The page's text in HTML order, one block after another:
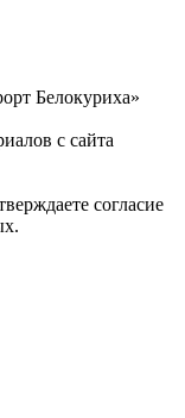
Белокуриха»
с сайта
согласие